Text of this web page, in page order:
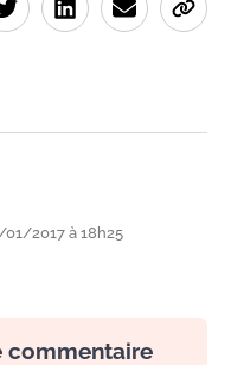
01/2017 à 18h25
commentaire